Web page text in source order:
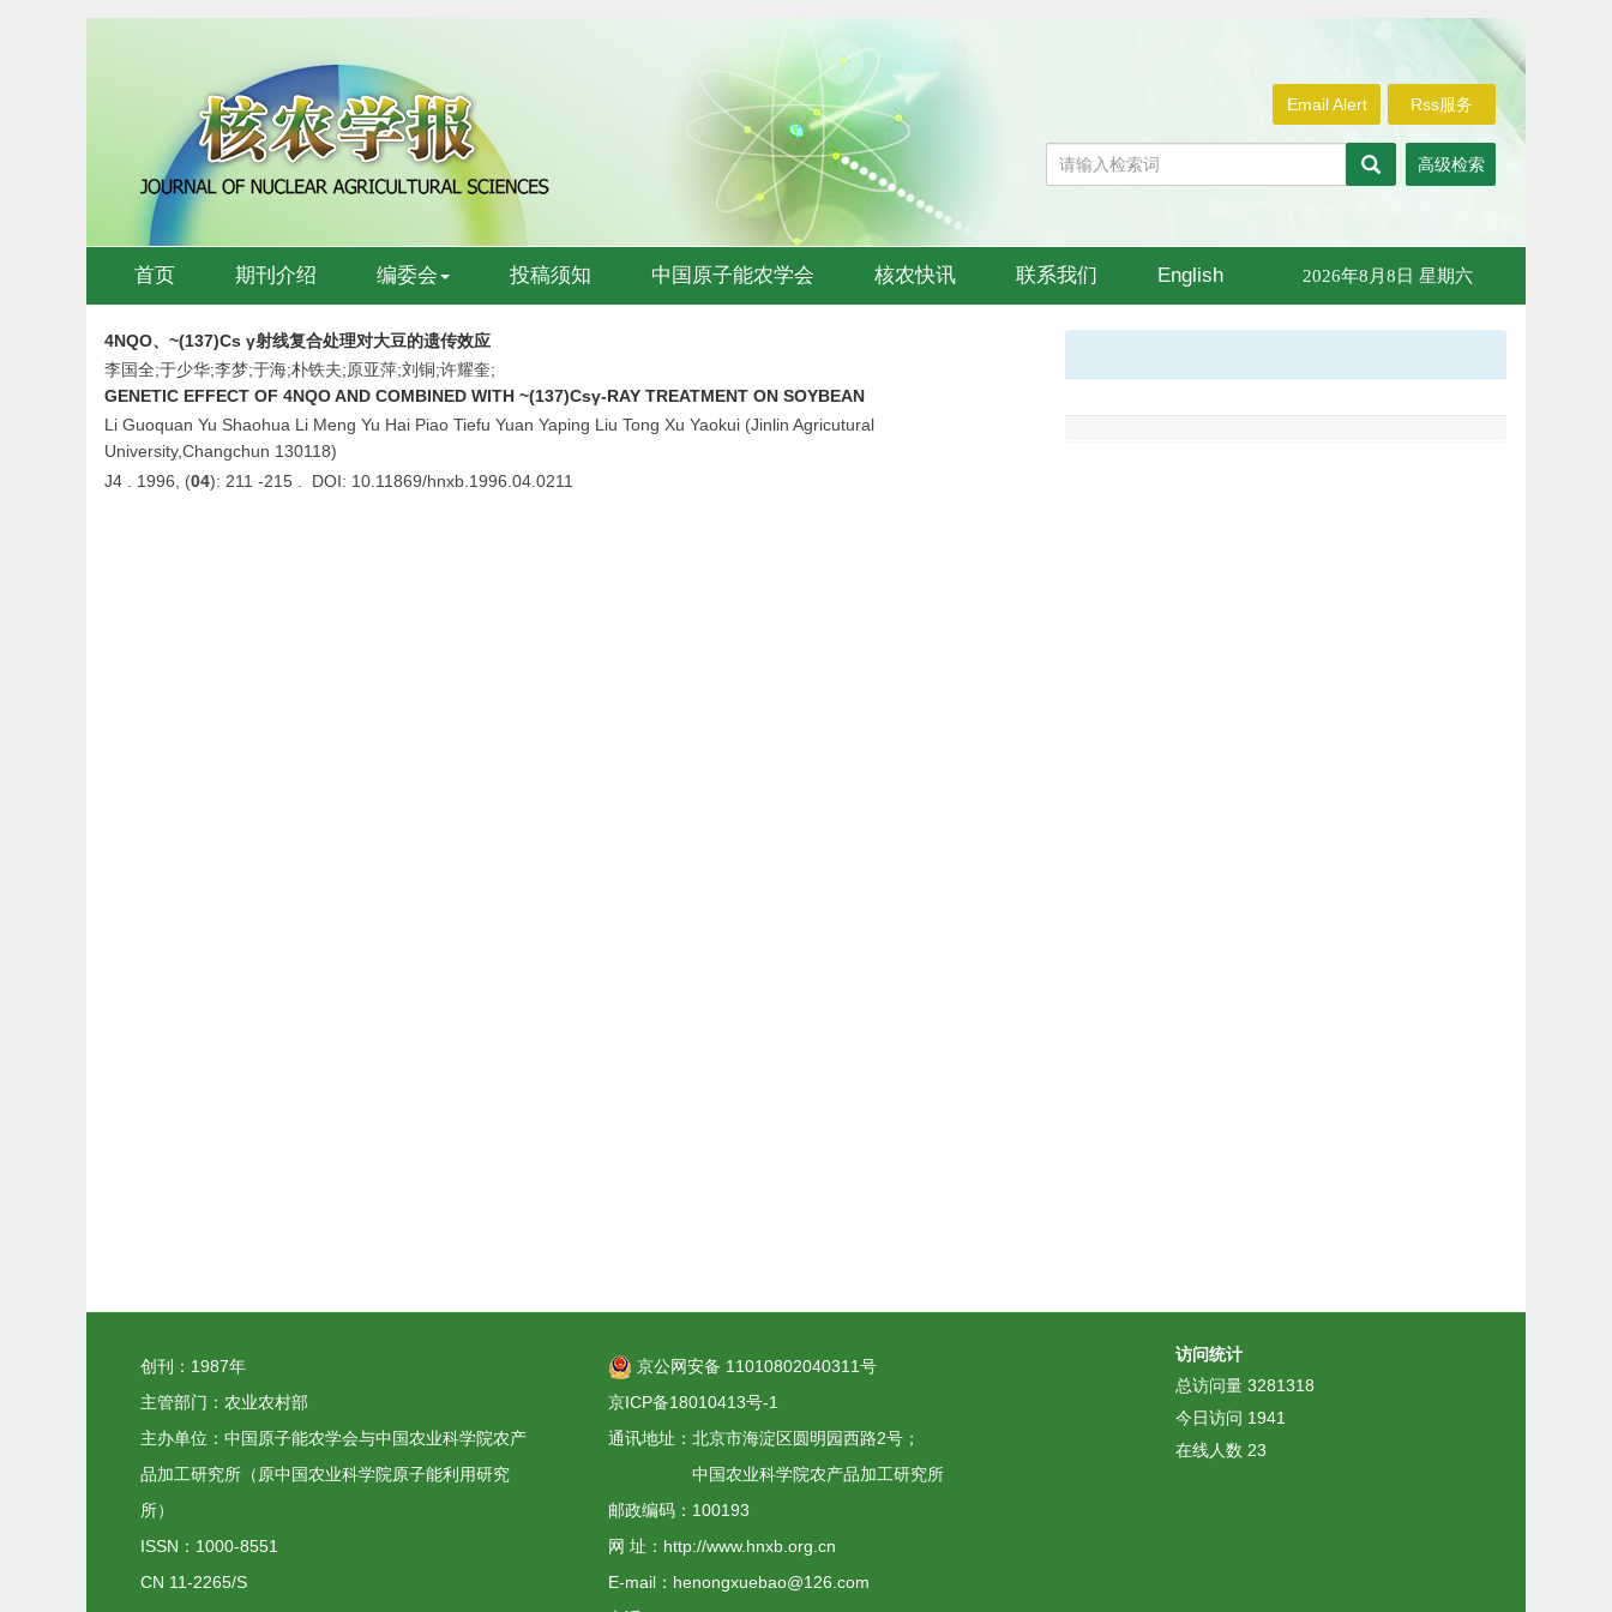
Rss服务
Email Alert
高级检索
首页 期刊介绍 编委会 投稿须知 中国原子能农学会 核农快讯 联系我们 English 2026年8月8日 星期六
4NQO、~(137)Cs γ射线复合处理对大豆的遗传效应
李国全;于少华;李梦;于海;朴铁夫;原亚萍;刘铜;许耀奎;
GENETIC EFFECT OF 4NQO AND COMBINED WITH ~(137)Csγ-RAY TREATMENT ON SOYBEAN
Li Guoquan Yu Shaohua Li Meng Yu Hai Piao Tiefu Yuan Yaping Liu Tong Xu Yaokui (Jinlin Agricutural
University,Changchun 130118)
J4 . 1996, (04): 211 -215 . DOI: 10.11869/hnxb.1996.04.0211
创刊：1987年
主管部门：农业农村部
主办单位：中国原子能农学会与中国农业科学院农产
品加工研究所（原中国农业科学院原子能利用研究
所）
ISSN：1000-8551
CN 11-2265/S
京公网安备 11010802040311号
京ICP备18010413号-1
通讯地址：北京市海淀区圆明园西路2号；
中国农业科学院农产品加工研究所
邮政编码：100193
网 址：http://www.hnxb.org.cn
E-mail：henongxuebao@126.com
访问统计
总访问量 3281318
今日访问 1941
在线人数 23